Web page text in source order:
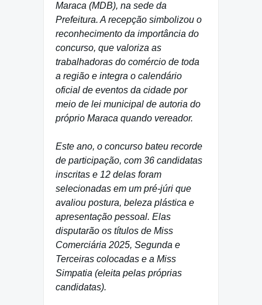
Maraca (MDB), na sede da
Prefeitura. A recepção simbolizou o
reconhecimento da importância do
concurso, que valoriza as
trabalhadoras do comércio de toda
a região e integra o calendário
oficial de eventos da cidade por
meio de lei municipal de autoria do
próprio Maraca quando vereador.
Este ano, o concurso bateu recorde
de participação, com 36 candidatas
inscritas e 12 delas foram
selecionadas em um pré-júri que
avaliou postura, beleza plástica e
apresentação pessoal. Elas
disputarão os títulos de Miss
Comerciária 2025, Segunda e
Terceiras colocadas e a Miss
Simpatia (eleita pelas próprias
candidatas).